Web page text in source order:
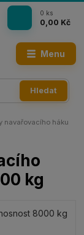
Menu
Hledat
0 ks
0,00 Kč
navařovacího háku
kg